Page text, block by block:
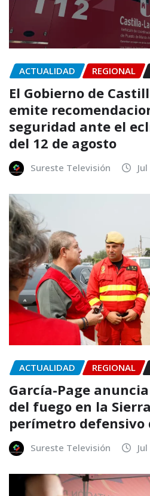
ACTUALIDAD REGIONAL
El Gobierno de
emite
seguridad ante el
del 12 de agosto
Sureste Televisión
ACTUALIDAD REGIONAL
García-Page
del fuego en la
perímetro defensivo
Sureste Televisión